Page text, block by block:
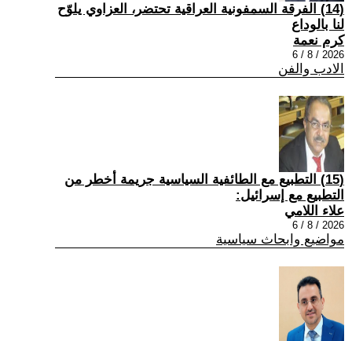
(14) الفرقة السمفونية العراقية تحتضر، العزاوي يلوّح
لنا بالوداع
كرم نعمة
2026 / 8 / 6
الادب والفن
(15) التطبيع مع الطائفية السياسية جريمة أخطر من
التطبيع مع إسرائيل:
علاء اللامي
2026 / 8 / 6
مواضيع وابحاث سياسية